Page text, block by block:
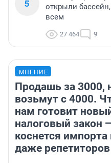
5
открыли
всем
27 464 9
МНЕНИЕ
Продашь за 3000,
возьмут с 4000.
нам готовит
налоговый закон
коснется импорта
даже репетиторов